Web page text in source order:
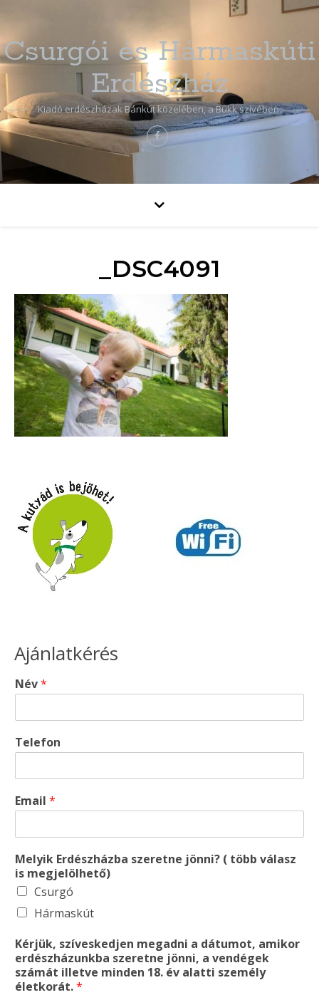
Csurgói és Hármaskúti
Erdészház
Kiadó erdészházak Bánkút közelében, a Bükk szívében.
_DSC4091
Ajánlatkérés
Név*
Telefon
Email *
Melyik Erdészházba szeretne jönni? ( több válasz
is megjelölhető)
Csurgó
Hármaskút
Kérjük, szíveskedjen megadni a dátumot, amikor
erdészházunkba szeretne jönni, a vendégek
számát illetve minden 18. év alatti személy
életkorát.*